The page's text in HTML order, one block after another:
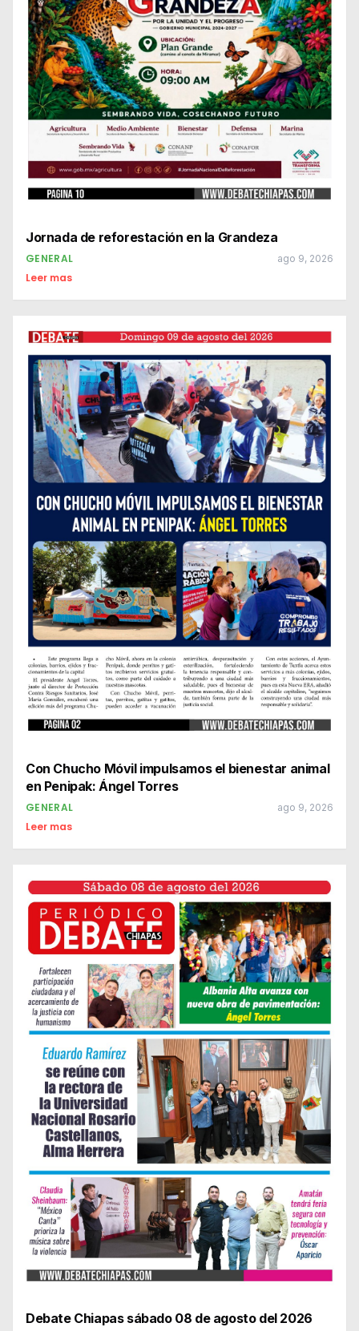
Jornada de reforestación en la Grandeza
GENERAL ago 9, 2026
Leer mas
Con Chucho Móvil impulsamos el bienestar animal
en Penipak: Ángel Torres
GENERAL ago 9, 2026
Leer mas
Debate Chiapas sábado 08 de agosto del 2026